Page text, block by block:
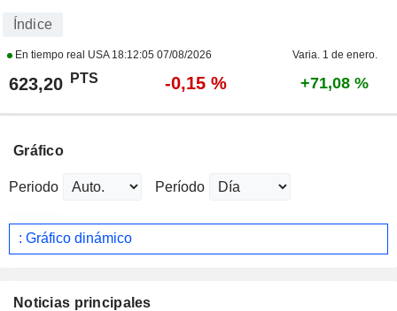
Índice
En tiempo real USA 18:12:05 07/08/2026 Varia. 1 de enero.
623,20 PTS -0,15 % +71,08 %
Gráfico
Periodo Período
: Gráfico dinámico
Noticias principales